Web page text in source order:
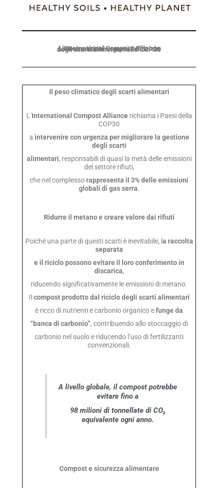
L’International Compost Alliance
sollecita azioni urgentisul riciclo
degli scarti alimentarialla COP30
Il peso climatico degli scarti alimentari
L’International Compost Alliancerichiama i Paesi della
COP30
a intervenire con urgenza per migliorare la gestione
degli scarti
alimentari, responsabili di quasi la metà delle emissioni
del settore rifiuti,
che nel complessorappresenta il 3% delle emissioni
globali di gas serra.
Ridurre il metano e creare valore dai rifiuti
Poiché una parte di questi scarti è inevitabile, l a raccolta
separata
e il riciclo possono evitare il loro conferimento in
discarica,
riducendo significativamente le emissioni di metano.
Il compost prodotto dal riciclo degli scarti alimentari
è ricco di nutrienti e carbonio organico efunge da
“banca di carbonio”, contribuendo allo stoccaggio di
carbonio nel suolo e riducendo l’uso di fertilizzanti
convenzionali.
A livello globale, il compost potrebbe
evitare fino a
98 milioni di tonnellate di CO₂
equivalente ogni anno.
Compost e sicurezza alimentare